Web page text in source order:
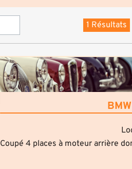
1 Résultats
Coupé 4 places à moteur arrière